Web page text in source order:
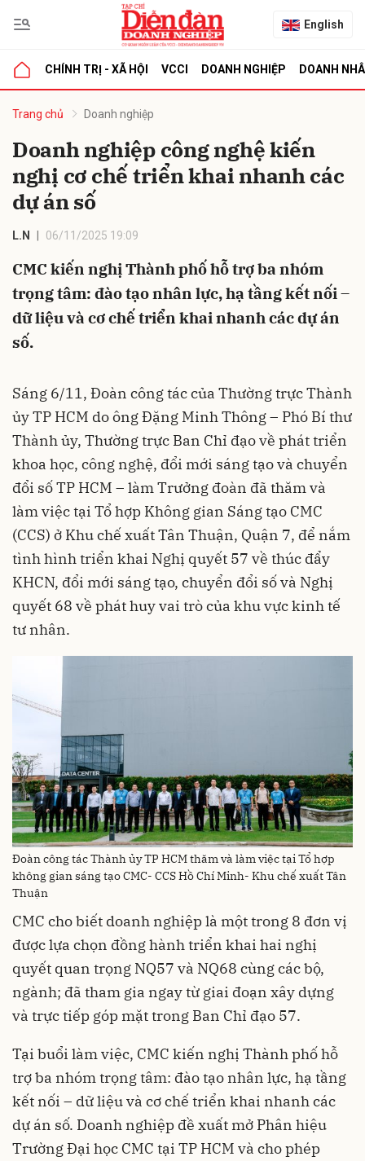
English
CHÍNH TRỊ - XÃ HỘI VCCI DOANH NGHIỆP DOANH
Trang chủ Doanh nghiệp
Doanh nghiệp công nghệ kiến
nghị cơ chế triển khai nhanh các
dự án số
L.N 06/11/2025 19:09
CMC kiến nghị Thành phố hỗ trợ ba nhóm
trọng tâm: đào tạo nhân lực, hạ tầng kết nối –
dữ liệu và cơ chế triển khai nhanh các dự án
số.
Sáng 6/11, Đoàn công tác của Thường trực Thành
ủy TP HCM do ông Đặng Minh Thông – Phó Bí thư
Thành ủy, Thường trực Ban Chỉ đạo về phát triển
khoa học, công nghệ, đổi mới sáng tạo và chuyển
đổi số TP HCM – làm Trưởng đoàn đã thăm và
làm việc tại Tổ hợp Không gian Sáng tạo CMC
(CCS) ở Khu chế xuất Tân Thuận, Quận 7, để nắm
tình hình triển khai Nghị quyết 57 về thúc đẩy
KHCN, đổi mới sáng tạo, chuyển đổi số và Nghị
quyết 68 về phát huy vai trò của khu vực kinh tế
tư nhân.
Đoàn công tác Thành ủy TP HCM thăm và làm việc tại Tổ hợp
không gian sáng tạo CMC- CCS Hồ Chí Minh- Khu chế xuất Tân
Thuận
CMC cho biết doanh nghiệp là một trong 8 đơn vị
được lựa chọn đồng hành triển khai hai nghị
quyết quan trọng NQ57 và NQ68 cùng các bộ,
ngành; đã tham gia ngay từ giai đoạn xây dựng
và trực tiếp góp mặt trong Ban Chỉ đạo 57.
Tại buổi làm việc, CMC kiến nghị Thành phố hỗ
trợ ba nhóm trọng tâm: đào tạo nhân lực, hạ tầng
kết nối – dữ liệu và cơ chế triển khai nhanh các
dự án số. Doanh nghiệp đề xuất mở Phân hiệu
Trường Đại học CMC tại TP HCM và cho phép
luận
Hủy